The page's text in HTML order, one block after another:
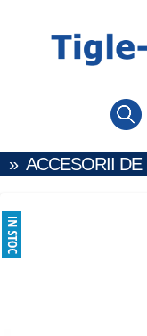
» ACCESORII